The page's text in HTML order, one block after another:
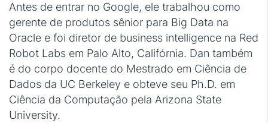
Antes de entrar no Google, ele trabalhou como
gerente de produtos sênior para Big Data na
Oracle e foi diretor de business intelligence na Red
Robot Labs em Palo Alto, Califórnia. Dan também
é do corpo docente do Mestrado em Ciência de
Dados da UC Berkeley e obteve seu Ph.D. em
Ciência da Computação pela Arizona State
University.